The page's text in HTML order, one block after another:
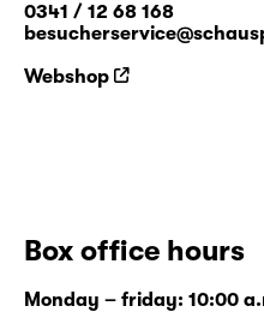
0341 / 12 68 168
Webshop
Box office hours
Monday – friday: 10:00